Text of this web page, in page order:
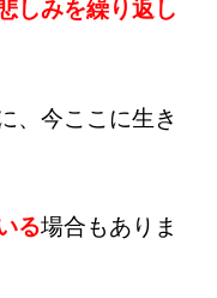
しみを繰り返し
、今ここに生き
る場合もありま